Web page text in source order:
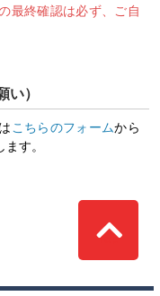
最終確認は必ず、ご自
い）
こちらのフォームから
す。
Top